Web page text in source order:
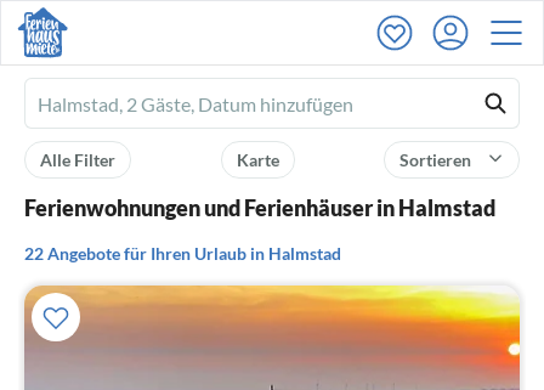
Ferienhausmiete
logo
Sortieren
Karte
Alle Filter
Ferienwohnungen und Ferienhäuser in Halmstad
22 Angebote für Ihren Urlaub in Halmstad